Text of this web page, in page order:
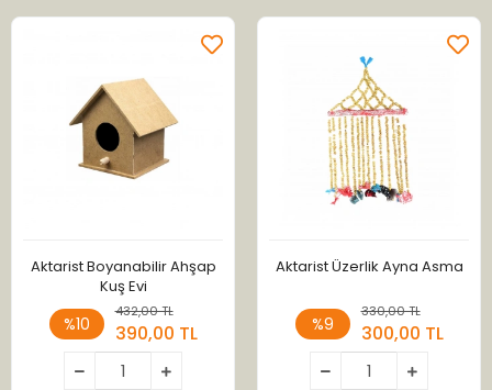
Aktarist Boyanabilir Ahşap
Kuş Evi
%10
432,00 TL
390,00 TL
Aktarist Üzerlik Ayna Asma
%9
330,00 TL
300,00 TL